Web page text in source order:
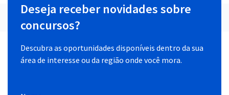
Deseja receber novidades sobre
concursos?
Descubra as oportunidades disponíveis dentro da sua
área de interesse ou da região onde você mora.